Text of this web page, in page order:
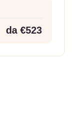
da €523